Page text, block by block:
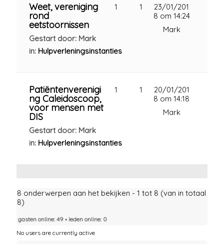
Weet, vereniging
rond
eetstoornissen
Gestart door: Mark
in: Hulpverleningsinstanties
1 1
23/01/201
8 om 14:24
Mark
Patiëntenverenigi
ng Caleidoscoop,
voor mensen met
DIS
Gestart door: Mark
in: Hulpverleningsinstanties
1 1
20/01/201
8 om 14:18
Mark
8 onderwerpen aan het bekijken - 1 tot 8 (van in totaal
8)
gasten online: 49 ▪︎ leden online: 0
No users are currently active